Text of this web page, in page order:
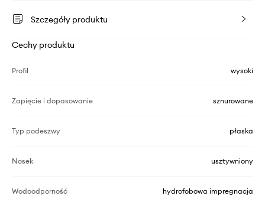
Szczegóły produktu
Cechy produktu
Profil wysoki
Zapięcie i dopasowanie sznurowane
Typ podeszwy płaska
Nosek usztywniony
Wodoodporność hydrofobowa impregnacja